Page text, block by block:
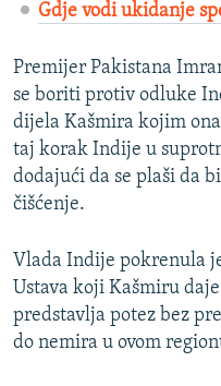
Gdje vodi ukidanje
Premijer Pakistana
se boriti protiv odluke
dijela Kašmira kojim
taj korak Indije u
dodajući da se plaši da
čišćenje.
Vlada Indije pokrenula
Ustava koji Kašmiru
predstavlja potez bez
do nemira u ovom